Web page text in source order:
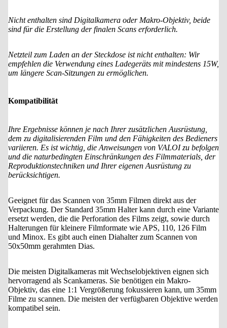
Nicht enthalten sind Digitalkamera oder Makro-Objektiv, beide
sind für die Erstellung der finalen Scans erforderlich.
Netzteil zum Laden an der Steckdose ist nicht enthalten: Wir
empfehlen die Verwendung eines Ladegeräts mit mindestens 15W,
um längere Scan-Sitzungen zu ermöglichen.
Kompatibilität
Ihre Ergebnisse können je nach Ihrer zusätzlichen Ausrüstung,
dem zu digitalisierenden Film und den Fähigkeiten des Bedieners
variieren. Es ist wichtig, die Anweisungen von VALOI zu befolgen
und die naturbedingten Einschränkungen des Filmmaterials, der
Reproduktionstechniken und Ihrer eigenen Ausrüstung zu
berücksichtigen.
Geeignet für das Scannen von 35mm Filmen direkt aus der
Verpackung. Der Standard 35mm Halter kann durch eine Variante
ersetzt werden, die die Perforation des Films zeigt, sowie durch
Halterungen für kleinere Filmformate wie APS, 110, 126 Film
und Minox. Es gibt auch einen Diahalter zum Scannen von
50x50mm gerahmten Dias.
Die meisten Digitalkameras mit Wechselobjektiven eignen sich
hervorragend als Scankameras. Sie benötigen ein Makro-
Objektiv, das eine 1:1 Vergrößerung fokussieren kann, um 35mm
Filme zu scannen. Die meisten der verfügbaren Objektive werden
kompatibel sein.